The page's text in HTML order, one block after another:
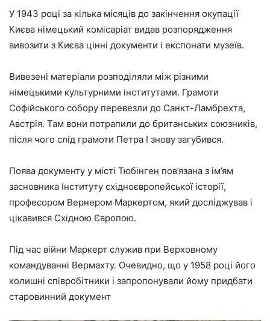
У 1943 році за кілька місяців до закінчення окупації
Києва німецький комісаріат видав розпорядження
вивозити з Києва цінні документи і експонати музеїв.
Вивезені матеріали розподіляли між різними
німецькими культурними інститутами. Грамоти
Софійського собору перевезли до Санкт-Ламбрехта,
Австрія. Там вони потрапили до британських союзників,
після чого слід грамоти Петра І знову загубився.
Поява документу у місті Тюбінген пов’язана з ім’ям
засновника Інституту східноєвропейської історії,
професором Вернером Маркертом, який досліджував і
цікавився Східною Європою.
Під час війни Маркерт служив при Верховному
командуванні Вермахту. Очевидно, що у 1958 році його
колишні співробітники і запропонували йому придбати
старовинний документ